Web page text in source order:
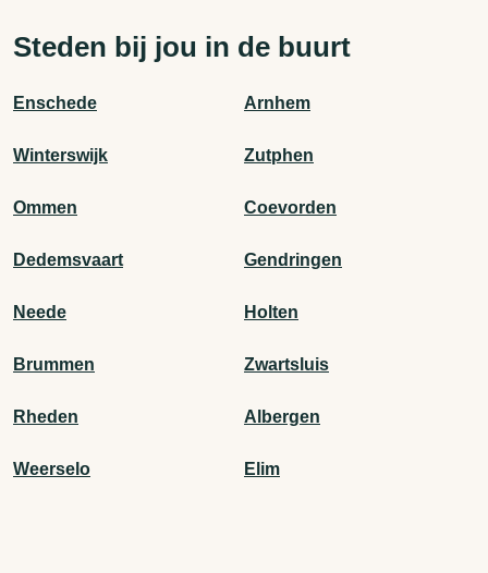
Steden bij jou in de buurt
Enschede Arnhem
Winterswijk Zutphen
Ommen Coevorden
Dedemsvaart Gendringen
Neede Holten
Brummen Zwartsluis
Rheden Albergen
Weerselo Elim